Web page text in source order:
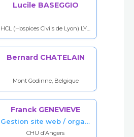
Lucile BASEGGIO
HCL (Hospices Civils de Lyon) LYON SUD
Bernard CHATELAIN
Mont Godinne, Belgique
Franck GENEVIEVE
Gestion site web / orga. atelier
CHU d’Angers